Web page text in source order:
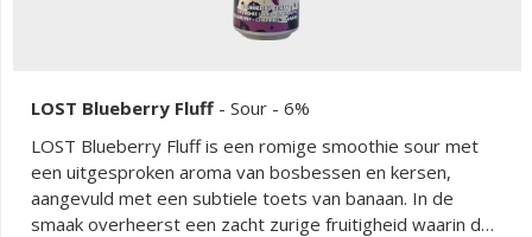
LOST Blueberry Fluff - Sour - 6%
LOST Blueberry Fluff is een romige smoothie sour met
een uitgesproken aroma van bosbessen en kersen,
aangevuld met een subtiele toets van banaan. In de
smaak overheerst een zacht zurige fruitigheid waarin de